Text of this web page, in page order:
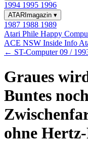
1994 1995 1996
ATARImagazin ▾
1987 1988 1989
Atari Phile Happy
ACE NSW Inside Info
← ST-Computer 09 /
Graues
Buntes
ohne